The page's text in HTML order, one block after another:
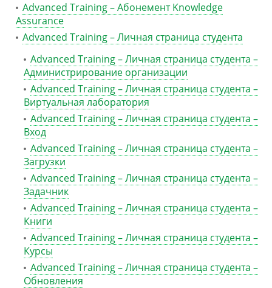
Advanced Training – Абонемент Knowledge
Assurance
Advanced Training – Личная страница студента
Advanced Training – Личная страница студента –
Администрирование организации
Advanced Training – Личная страница студента –
Виртуальная лаборатория
Advanced Training – Личная страница студента –
Вход
Advanced Training – Личная страница студента –
Загрузки
Advanced Training – Личная страница студента –
Задачник
Advanced Training – Личная страница студента –
Книги
Advanced Training – Личная страница студента –
Курсы
Advanced Training – Личная страница студента –
Обновления